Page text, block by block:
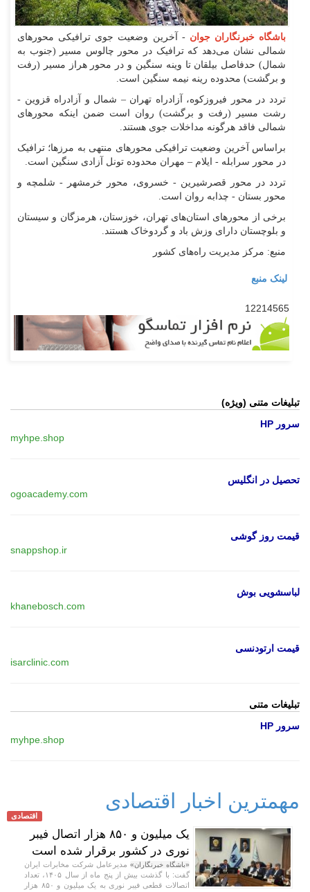
باشگاه خبرنگاران جوان - آخرین وضعیت جوی ترافیکی محور‌های
شمالی نشان می‌دهد که ترافیک در محور چالوس مسیر (جنوب به
شمال) حدفاصل بیلقان تا وینه سنگین و در محور هراز مسیر (رفت
و برگشت) محدوده رینه نیمه سنگین است.
تردد در محور فیروزکوه، آزادراه تهران – شمال و آزادراه قزوین -
رشت مسیر (رفت و برگشت) روان است ضمن اینکه محور‌های
شمالی فاقد هرگونه مداخلات جوی هستند.
براساس آخرین وضعیت ترافیکی محور‌های منتهی به مرزها؛ ترافیک
در محور سرابله - ایلام – مهران محدوده تونل آزادی سنگین است.
تردد در محور قصرشیرین - خسروی، محور خرمشهر - شلمچه و
محور بستان - چذابه روان است.
برخی از محور‌های استان‌های تهران، خوزستان، هرمزگان و سیستان
و بلوچستان دارای وزش باد و گردوخاک هستند.
منبع: مرکز مدیریت راه‌های کشور
لینک منبع
12214565
تبلیغات متنی (ویژه)
سرور HP
myhpe.shop
تحصیل در انگلیس
ogoacademy.com
قیمت روز گوشی
snappshop.ir
لباسشویی بوش
khanebosch.com
قیمت ارتودنسی
isarclinic.com
تبلیغات متنی
سرور HP
myhpe.shop
مهمترین اخبار اقتصادی
اقتصادی
یک میلیون و ۸۵۰ هزار اتصال فیبر
نوری در کشور برقرار شده است
«باشگاه خبرنگاران» مدیرعامل شرکت مخابرات ایران
گفت: با گذشت بیش از پنج ماه از سال ۱۴۰۵، تعداد
اتصالات قطعی فیبر نوری به یک میلیون و ۸۵۰ هزار